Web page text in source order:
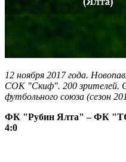
12 ноября 2017 года.
СОК "Скиф". 200 зрителей.
футбольного союза (сезон
ФК "Рубин Ялта" – ФК
4:0